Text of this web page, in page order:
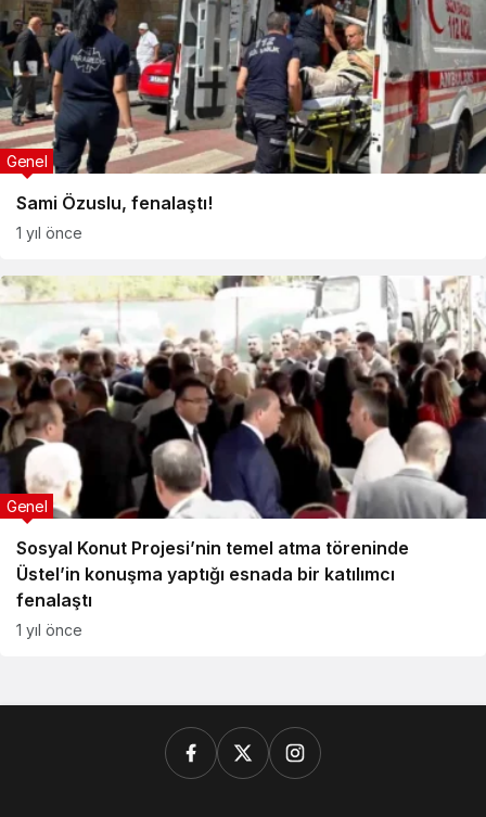
Sami Özuslu, fenalaştı!
Genel
1 yıl önce
Sosyal Konut Projesi’nin temel atma töreninde
Üstel’in konuşma yaptığı esnada bir katılımcı
fenalaştı
Genel
1 yıl önce